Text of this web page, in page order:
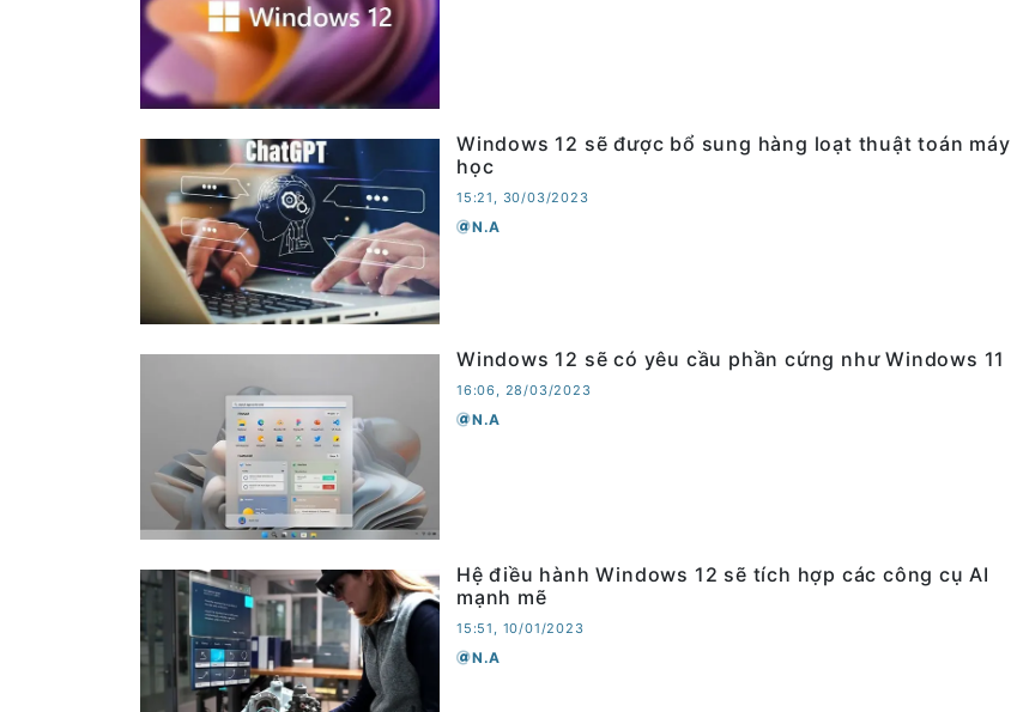
Windows 12 sẽ được bổ sung hàng loạt thuật toán máy
học
15:21, 30/03/2023
N.A
Windows 12 sẽ có yêu cầu phần cứng như Windows 11
16:06, 28/03/2023
N.A
Hệ điều hành Windows 12 sẽ tích hợp các công cụ AI
mạnh mẽ
15:51, 10/01/2023
N.A